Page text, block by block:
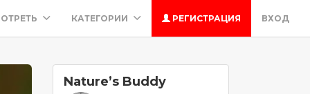
КАТЕГОРИИ РЕГИСТРАЦИЯ ВХОД
Nature’s Buddy